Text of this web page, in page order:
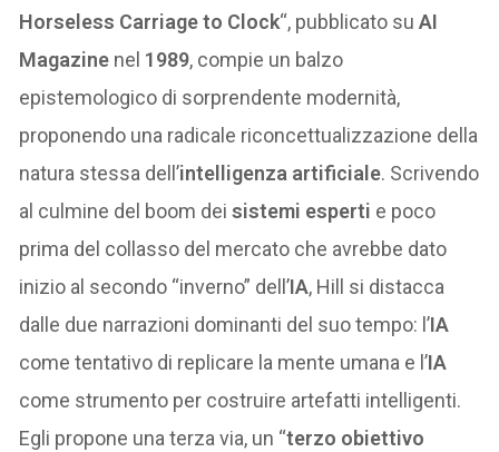
Horseless Carriage to Clock“, pubblicato suAI
Magazine nel 1989, compie un balzo
epistemologico di sorprendente modernità,
proponendo una radicale riconcettualizzazione della
natura stessa dell’intelligenza artificiale. Scrivendo
al culmine del boom deisistemi esperti e poco
prima del collasso del mercato che avrebbe dato
inizio al secondo “inverno” dell’IA, Hill si distacca
dalle due narrazioni dominanti del suo tempo: l’IA
come tentativo di replicare la mente umana e l’IA
come strumento per costruire artefatti intelligenti.
Egli propone una terza via, un “terzo obiettivo